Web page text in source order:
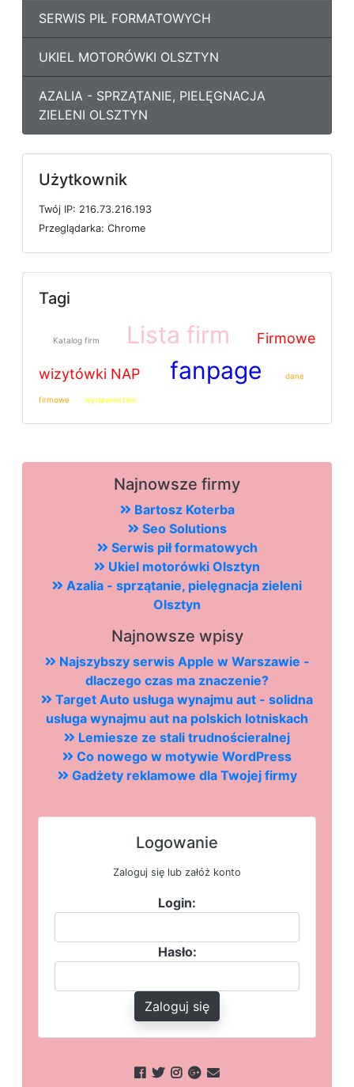
SERWIS PIŁ FORMATOWYCH
UKIEL MOTORÓWKI OLSZTYN
AZALIA - SPRZĄTANIE, PIELĘGNACJA
ZIELENI OLSZTYN
Użytkownik
Twój IP: 216.73.216.193
Przeglądarka: Chrome
Tagi
Katalog firm Lista firm Firmowe
wizytówki NAP fanpage dane
firmowe wydawnictwo
Najnowsze firmy
Bartosz Koterba
Seo Solutions
Serwis pił formatowych
Ukiel motorówki Olsztyn
Azalia - sprzątanie, pielęgnacja zieleni
Olsztyn
Najnowsze wpisy
Najszybszy serwis Apple w Warszawie -
dlaczego czas ma znaczenie?
Target Auto usługa wynajmu aut - solidna
usługa wynajmu aut na polskich lotniskach
Lemiesze ze stali trudnościeralnej
Co nowego w motywie WordPress
Gadżety reklamowe dla Twojej firmy
Logowanie
Zaloguj się lub załóż konto
Login:
Hasło:
Zaloguj się